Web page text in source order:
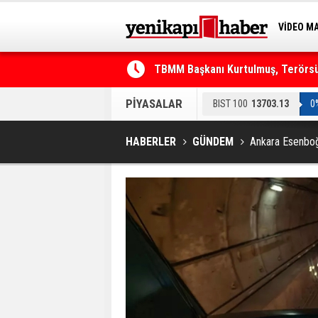
VİDEO
TBMM Başkanı Kurtulmuş,
Telefonla arayıp "RTÜK'ten
PİYASALAR BIST 100 13703.13
HABERLER GÜNDEM Ankara